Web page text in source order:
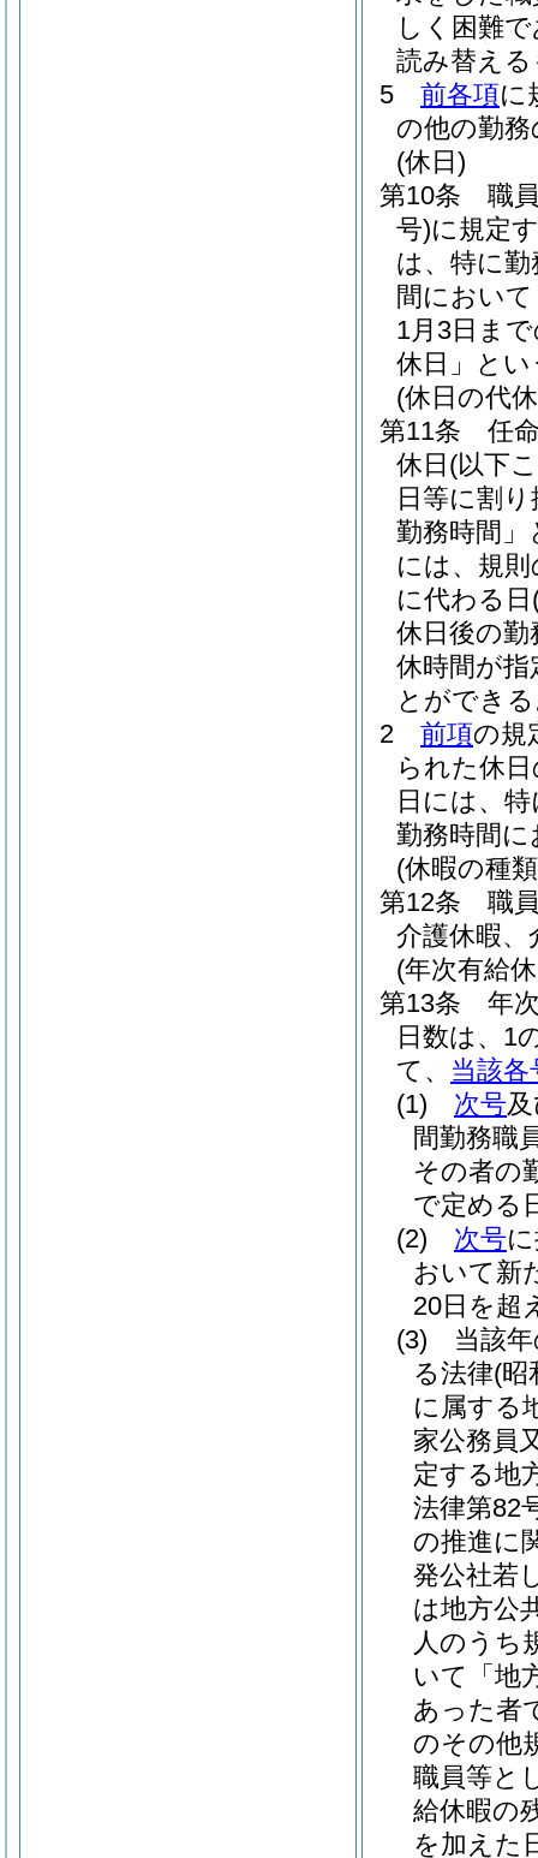
しく困難
読み替え
5
前各項に
の他の勤
(休日)
第10条
職
号)に規定
は、特に
間におい
1月3日ま
休日」とい
(休日の代
第11条
任
休日 (以下
日等に割
勤務時間」
には、規
に代わる日
休日後の勤
休時間が
とができ
2
前項の規
られた休
日には、
勤務時間
(休暇の種
第12条
職
介護休暇、
(年次有給
第13条
年
日数は、1
て、 当該各
(1)
次号
間勤務職
その者の
で定める
(2)
次号
おいて新
20日を超
(3)
当該
る法律(昭
に属する
家公務員
定する地
法律第82
の推進に
発公社若
は地方公
人のうち
いて「地
あった者
のその他
職員等と
給休暇の
を加えた